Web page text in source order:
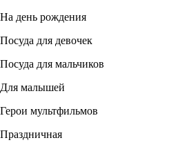
На день рождения
Посуда для девочек
Посуда для мальчиков
Для малышей
Герои мультфильмов
Праздничная